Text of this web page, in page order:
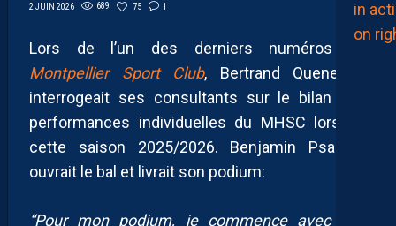
2 JUIN 2026 689 75 1
Lors de l’un des derniers numéros du
Montpellier Sport Club, Bertrand Queneutte
interrogeait ses consultants sur le bilan des
performances individuelles du MHSC lors de
cette saison 2025/2026. Benjamin Psaume
ouvrait le bal et livrait son podium:
“Pour mon podium, je commence avec une